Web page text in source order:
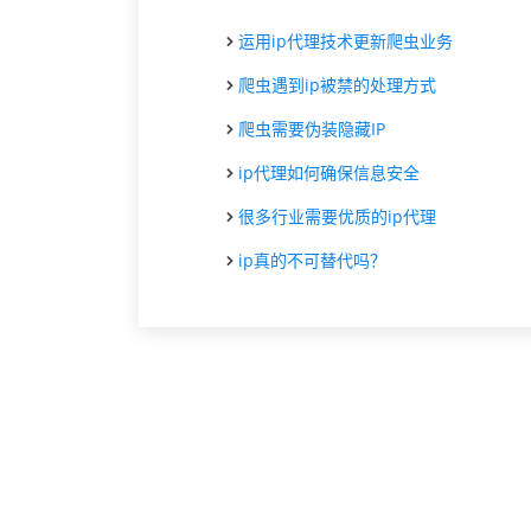
运用ip代理技术更新爬虫业务
爬虫遇到ip被禁的处理方式
爬虫需要伪装隐藏IP
ip代理如何确保信息安全
很多行业需要优质的ip代理
ip真的不可替代吗？